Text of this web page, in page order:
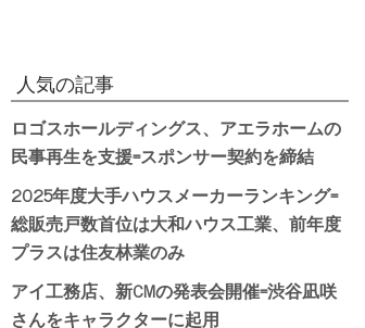
人気の記事
ロゴスホールディングス、アエラホームの
民事再生を支援=スポンサー契約を締結
2025年度大手ハウスメーカーランキング=
総販売戸数首位は大和ハウス工業、前年度
プラスは住友林業のみ
アイ工務店、新CMの発表会開催=渋谷凪咲
さんをキャラクターに起用